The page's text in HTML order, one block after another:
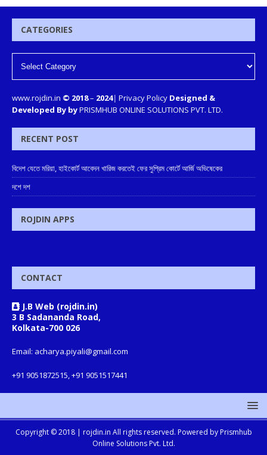
CATEGORIES
www.rojdin.in © 2018– 2024| Privacy Policy Designed &
Developed By byPRISMHUB ONLINE SOLUTIONS PVT. LTD.
RECENT POST
বিদেশ যেতে মরিয়া, হাইকোর্ট আবেদন খারিজ করতেই ফের সুপ্রিম কোর্টে আর্জি অভিষেকের
দশে দশ
ROJDIN APPS
CONTACT
J.B Web (rojdin.in)
3 B Sadananda Road,
Kolkata-700 026
Email: acharya.piyali@gmail.com
+91 9051872515, +91 9051517441
Copyright © 2018 | rojdin.in All rights reserved. Powered by Prismhub
Online Solutions Pvt. Ltd.